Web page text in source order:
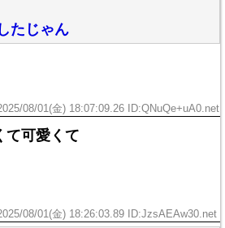
たじゃん
08/01(金) 18:07:09.26 ID:QNuQe+uA0.net
て可愛くて
08/01(金) 18:26:03.89 ID:JzsAEAw30.net